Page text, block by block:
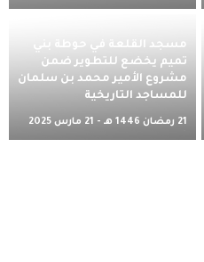
مسجد القلعة في حوطة بني
تميم يخضع للتطوير ضمن
مشروع الأمير محمد بن سلمان
للمساجد التاريخية
21 رمضان 1446 هـ - 21 مارس 2025